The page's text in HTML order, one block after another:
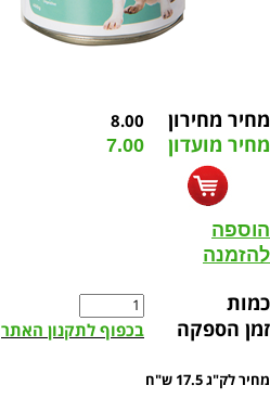
מחיר מחירון 8.00
מחיר מועדון 7.00
הוספה
להזמנה
כמות
זמן הספקה
בכפוף לתקנון האתר
מחיר לק"ג 17.5 ש"ח